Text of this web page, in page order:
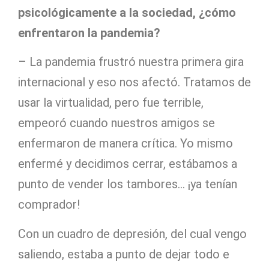
psicológicamente a la sociedad, ¿cómo
enfrentaron la pandemia?
– La pandemia frustró nuestra primera gira
internacional y eso nos afectó. Tratamos de
usar la virtualidad, pero fue terrible,
empeoró cuando nuestros amigos se
enfermaron de manera crítica. Yo mismo
enfermé y decidimos cerrar, estábamos a
punto de vender los tambores… ¡ya tenían
comprador!
Con un cuadro de depresión, del cual vengo
saliendo, estaba a punto de dejar todo e